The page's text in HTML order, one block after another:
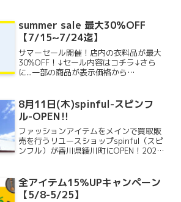
2025年12月20日（土）〜 12月28日...
summer sale 最大30％OFF
【7/15~7/24迄】
サマーセール開催！店内の衣料品が最大
30%OFF！↓セール内容はコチラ↓さら
に...一部の商品が表示価格から
セール期間は7/15(土)~7/24(月)まで！
人気...
8月11日(木)spinful-スピンフ
ル-OPEN‼
ファッションアイテムをメインで買取販
売を行うリユースショップspinful（スピ
ンフル）が香川県綾川町にOPEN！2022
からの問い合わせが多いということと、
ス...
全アイテム15％UPキャンペーン
【5/8-5/25】